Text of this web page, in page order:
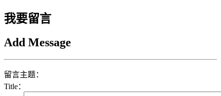
我要留言
Add Message
留言主题：
Title：